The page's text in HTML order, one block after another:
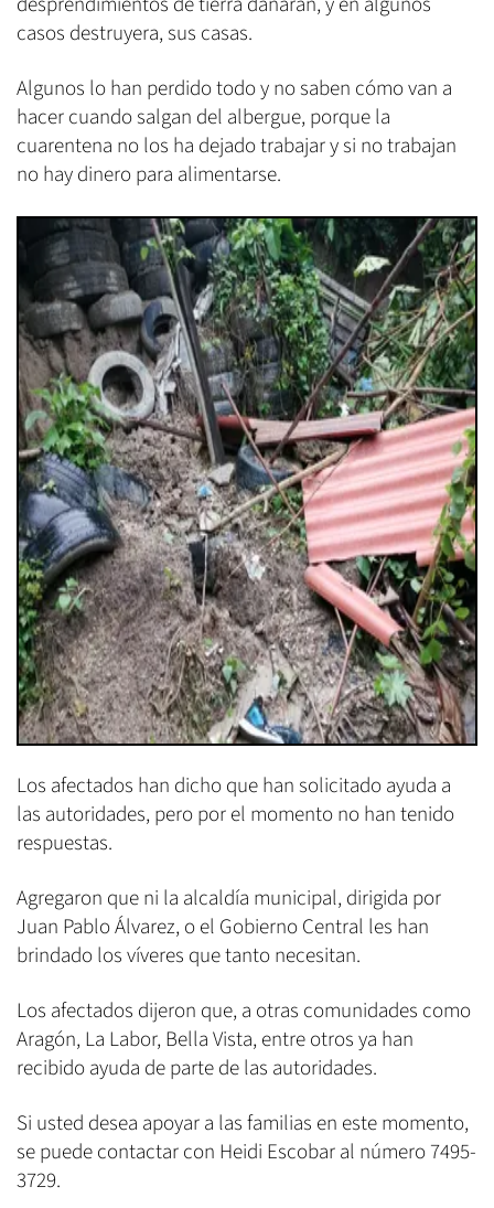
casos destruyera, sus casas.
Algunos lo han perdido todo y no saben cómo van a
hacer cuando salgan del albergue, porque la
cuarentena no los ha dejado trabajar y si no trabajan
no hay dinero para alimentarse.
Los afectados han dicho que han solicitado ayuda a
las autoridades, pero por el momento no han tenido
respuestas.
Agregaron que ni la alcaldía municipal, dirigida por
Juan Pablo Álvarez, o el Gobierno Central les han
brindado los víveres que tanto necesitan.
Los afectados dijeron que, a otras comunidades como
Aragón, La Labor, Bella Vista, entre otros ya han
recibido ayuda de parte de las autoridades.
Si usted desea apoyar a las familias en este momento,
se puede contactar con Heidi Escobar al número 7495-
3729.